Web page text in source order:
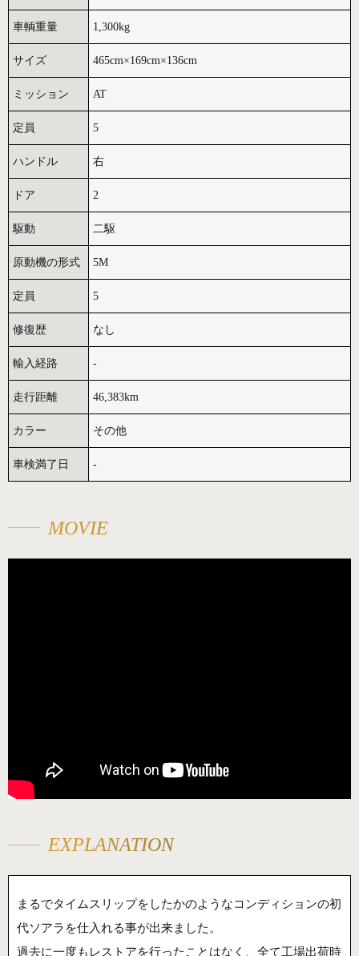
車輌重量 1,300kg
サイズ 465cm×169cm×136cm
ミッション AT
定員 5
ハンドル 右
ドア 2
駆動 二駆
原動機の形式 5M
定員 5
修復歴 なし
輸入経路 -
走行距離 46,383km
カラー その他
車検満了日 -
MOVIE
EXPLANATION
まるでタイムスリップをしたかのようなコンディションの初
代ソアラを仕入れる事が出来ました。
過去に一度もレストアを行ったことはなく、全て工場出荷時